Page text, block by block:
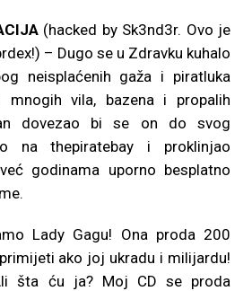
(hacked by Sk3nd3r. Ovo je
– Dugo se u Zdravku kuhalo
neisplaćenih gaža i piratluka
vila, bazena i propalih
dovezao bi se on do svog
na thepiratebay i proklinjao
godinama uporno besplatno
Lady Gagu! Ona proda 200
ako joj ukradu i milijardu!
šta ću ja? Moj CD se proda